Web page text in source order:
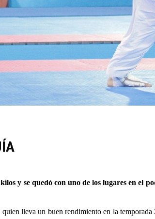
y se quedó con uno de los lugares en el
lleva un buen rendimiento en la